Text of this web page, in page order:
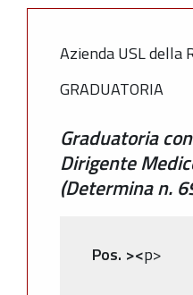
Azienda USL della
GRADUATORIA
Graduatoria
Dirigente
(Determina n.
Pos. ><p>